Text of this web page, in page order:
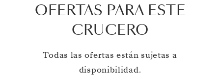
OFERTAS PARA ESTE
CRUCERO
Todas las ofertas están sujetas a
disponibilidad.